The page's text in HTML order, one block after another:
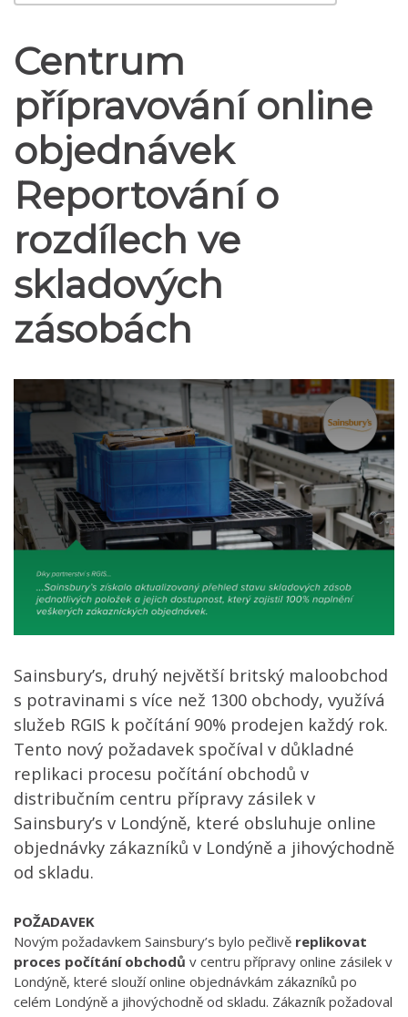
Centrum
přípravování online
objednávek
Reportování o
rozdílech ve
skladových
zásobách
Sainsbury’s, druhý největší britský maloobchod
s potravinami s více než 1300 obchody, využívá
služeb RGIS k počítání 90% prodejen každý rok.
Tento nový požadavek spočíval v důkladné
replikaci procesu počítání obchodů v
distribučním centru přípravy zásilek v
Sainsbury’s v Londýně, které obsluhuje online
objednávky zákazníků v Londýně a jihovýchodně
od skladu.
POŽADAVEK
Novým požadavkem Sainsbury’s bylo pečlivě replikovat
proces počítání obchodů v centru přípravy online zásilek v
Londýně, které slouží online objednávkám zákazníků po
celém Londýně a jihovýchodně od skladu. Zákazník požadoval